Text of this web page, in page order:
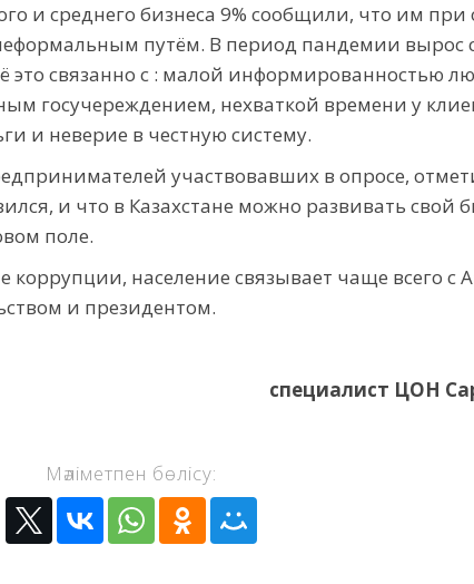
и среднего бизнеса 9% сообщили, что им
путём. В период пандемии вырос
это связанно с : малой информированностью
госучереждением, нехваткой времени у
и неверие в честную систему.
участвовавших в опросе,
и что в Казахстане можно развивать свой
поле.
население связывает чаще всего с
и президентом.
специалист ЦОН
Мәліметпен бөлісу: